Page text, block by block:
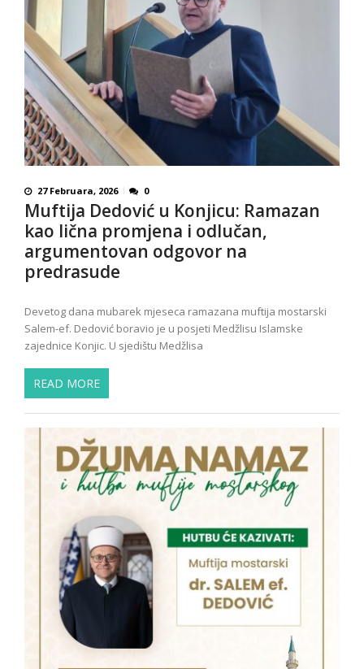
27 Februara, 2026 0
Muftija Dedović u Konjicu: Ramazan
kao lična promjena i odlučan,
argumentovan odgovor na
predrasude
Devetog dana mubarek mjeseca ramazana muftija mostarski
Salem-ef. Dedović boravio je u posjeti Medžlisu Islamske
zajednice Konjic. U sjedištu Medžlisa
READ MORE